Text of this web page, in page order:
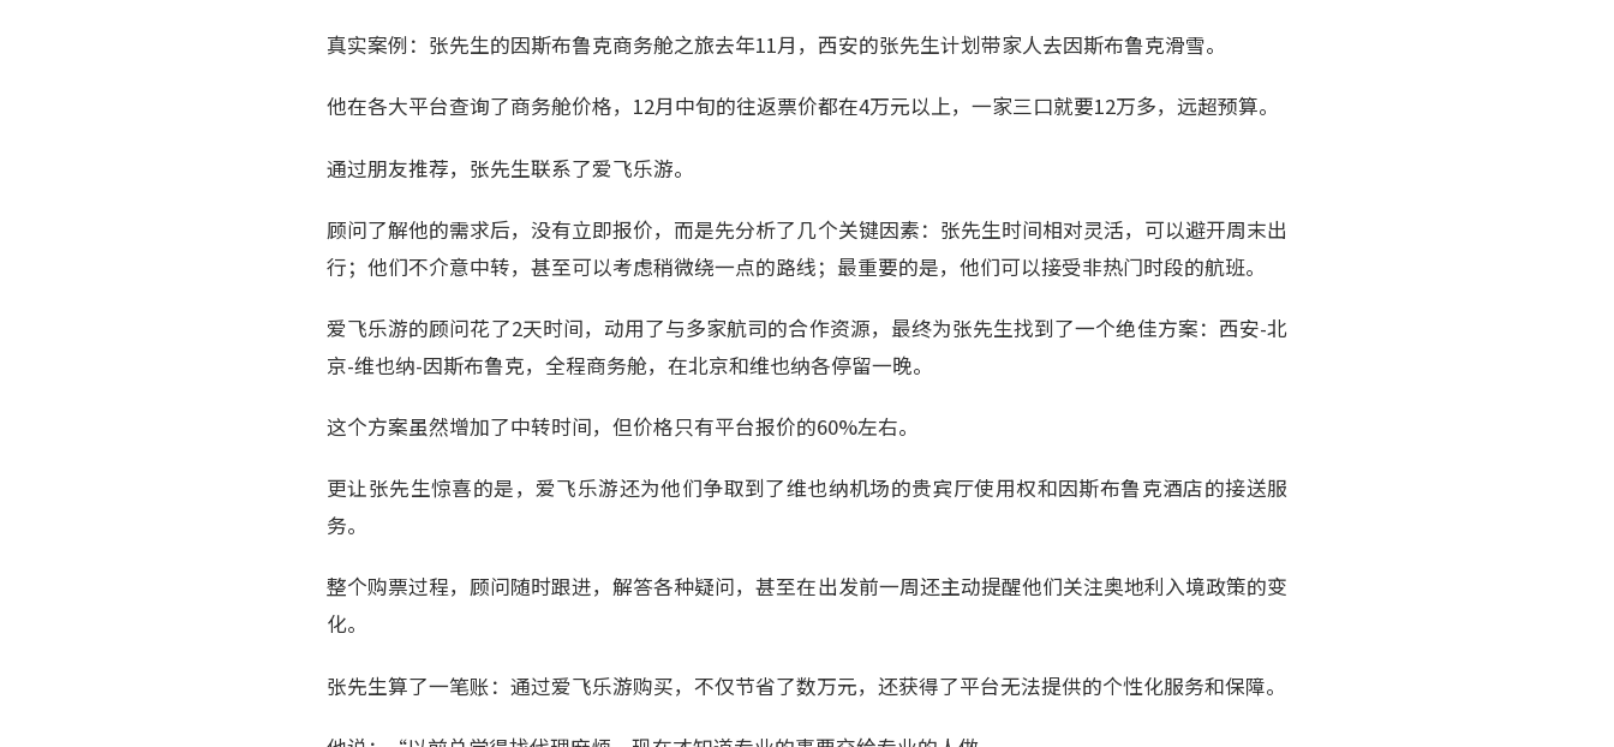
真实案例：张先生的因斯布鲁克商务舱之旅去年11月，西安的张先生计划带家人去因斯布鲁克滑雪。
他在各大平台查询了商务舱价格，12月中旬的往返票价都在4万元以上，一家三口就要12万多，远超预算。
通过朋友推荐，张先生联系了爱飞乐游。
顾问了解他的需求后，没有立即报价，而是先分析了几个关键因素：张先生时间相对灵活，可以避开周末出
行；他们不介意中转，甚至可以考虑稍微绕一点的路线；最重要的是，他们可以接受非热门时段的航班。
爱飞乐游的顾问花了2天时间，动用了与多家航司的合作资源，最终为张先生找到了一个绝佳方案：西安-北
京-维也纳-因斯布鲁克，全程商务舱，在北京和维也纳各停留一晚。
这个方案虽然增加了中转时间，但价格只有平台报价的60%左右。
更让张先生惊喜的是，爱飞乐游还为他们争取到了维也纳机场的贵宾厅使用权和因斯布鲁克酒店的接送服
务。
整个购票过程，顾问随时跟进，解答各种疑问，甚至在出发前一周还主动提醒他们关注奥地利入境政策的变
化。
张先生算了一笔账：通过爱飞乐游购买，不仅节省了数万元，还获得了平台无法提供的个性化服务和保障。